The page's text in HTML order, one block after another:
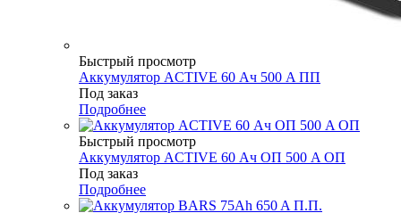
Быстрый просмотр
Аккумулятор ACTIVE 60 Ач 500 A ПП
Под заказ
Подробнее
Быстрый просмотр
Аккумулятор ACTIVE 60 Ач ОП 500 A ОП
Под заказ
Подробнее